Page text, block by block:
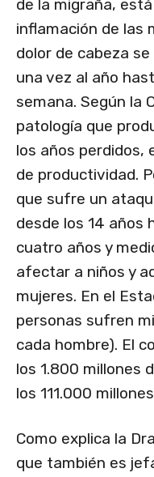
de la migraña,
inflamación de las
dolor de cabeza
una vez al año
semana. Según la
patología que
los años perdidos,
de productividad.
que sufre un
desde los 14 años
cuatro años y
afectar a niños y
mujeres. En el
personas sufren
cada hombre). El
los 1.800 millones
los 111.000
Como explica la
que también es